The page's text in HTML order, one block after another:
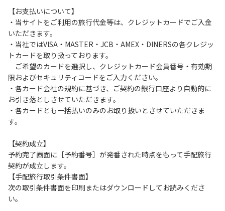
たします。
8.施設内外で騒ぎたてることは固く禁止させていただきま
す。
【お支払いについて】
・当サイトをご利用の旅行代金等は、クレジットカードでご入金
いただきます。
・当社ではVISA・MASTER・JCB・AMEX・DINERSの各クレジッ
トカードを取り扱っております。
ご希望のカードを選択し、クレジットカード会員番号・有効期
限およびセキュリティコードをご入力ください。
・各カード会社の規約に基づき、ご契約の銀行口座より自動的に
お引き落としさせていただきます。
・各カードとも一括払いのみのお取り扱いとさせていただきま
す。
【契約成立】
予約完了画面に［予約番号］が発番された時点をもって手配旅行
契約が成立します。
【手配旅行取引条件書面】
次の取引条件書面を印刷またはダウンロードしてお読みくださ
い。